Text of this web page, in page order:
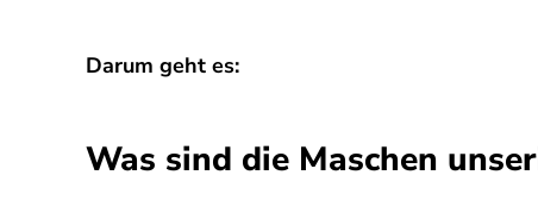
Darum geht es:
Was sind die Maschen